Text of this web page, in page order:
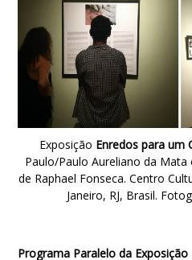
Exposição Enredos para um
Paulo/Paulo Aureliano da
de Raphael Fonseca. Centro
Janeiro, RJ, Brasil.
Programa Paralelo da Exposição